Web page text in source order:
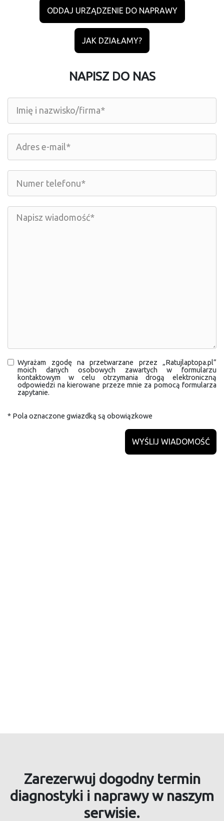
ODDAJ URZĄDZENIE DO NAPRAWY
JAK DZIAŁAMY?
NAPISZ DO NAS
Wyrażam zgodę na przetwarzane przez „Ratujlaptopa.pl”
moich danych osobowych zawartych w formularzu
kontaktowym w celu otrzymania drogą elektroniczną
odpowiedzi na kierowane przeze mnie za pomocą formularza
zapytanie.
* Pola oznaczone gwiazdką są obowiązkowe
Zarezerwuj dogodny termin
diagnostyki i naprawy w naszym
serwisie.